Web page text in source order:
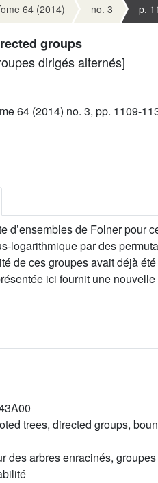
64 (2014) no. 3 p.
groups
dirigés alternés]
64 (2014) no. 3, pp. 1109-
d’ensembles de Folner pour
logarithmique par des
de ces groupes avait déjà
ici fournit une
trees, directed groups,
des arbres enracinés,